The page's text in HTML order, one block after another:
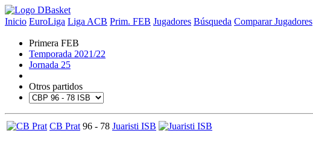
Inicio EuroLiga Liga ACB Prim. FEB Jugadores Búsqueda Comparar Jugadores
Primera FEB
Temporada 2021/22
Jornada 25
Otros partidos
CB Prat 96 - 78 Juaristi ISB